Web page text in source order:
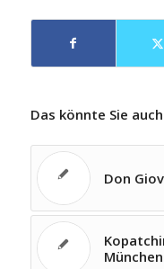
Das könnte Sie
Don
München